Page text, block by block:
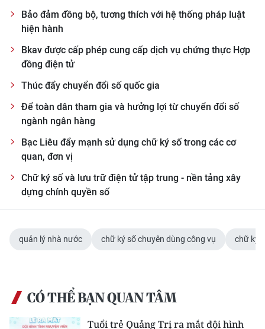
Bảo đảm đồng bộ, tương thích với hệ thống pháp luật
hiện hành
Bkav được cấp phép cung cấp dịch vụ chứng thực Hợp
đồng điện tử
Thúc đẩy chuyển đổi số quốc gia
Để toàn dân tham gia và hưởng lợi từ chuyển đổi số
ngành ngân hàng
Bạc Liêu đẩy mạnh sử dụng chữ ký số trong các cơ
quan, đơn vị
Chữ ký số và lưu trữ điện tử tập trung - nền tảng xây
dựng chính quyền số
quản lý nhà nước chữ ký số chuyên dùng công vụ chữ ký
CÓ THỂ BẠN QUAN TÂM
Tuổi trẻ Quảng Trị ra mắt đội hình